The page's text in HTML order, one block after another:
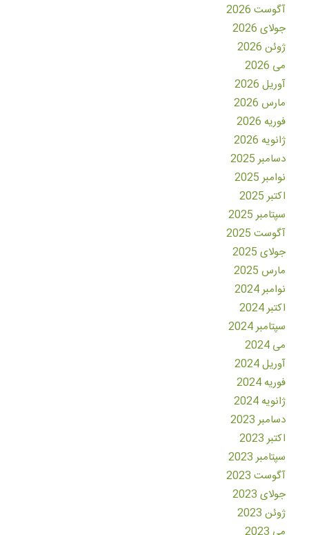
آگوست 2026
جولای 2026
ژوئن 2026
می 2026
آوریل 2026
مارس 2026
فوریه 2026
ژانویه 2026
دسامبر 2025
نوامبر 2025
اکتبر 2025
سپتامبر 2025
آگوست 2025
جولای 2025
مارس 2025
نوامبر 2024
اکتبر 2024
سپتامبر 2024
می 2024
آوریل 2024
فوریه 2024
ژانویه 2024
دسامبر 2023
اکتبر 2023
سپتامبر 2023
آگوست 2023
جولای 2023
ژوئن 2023